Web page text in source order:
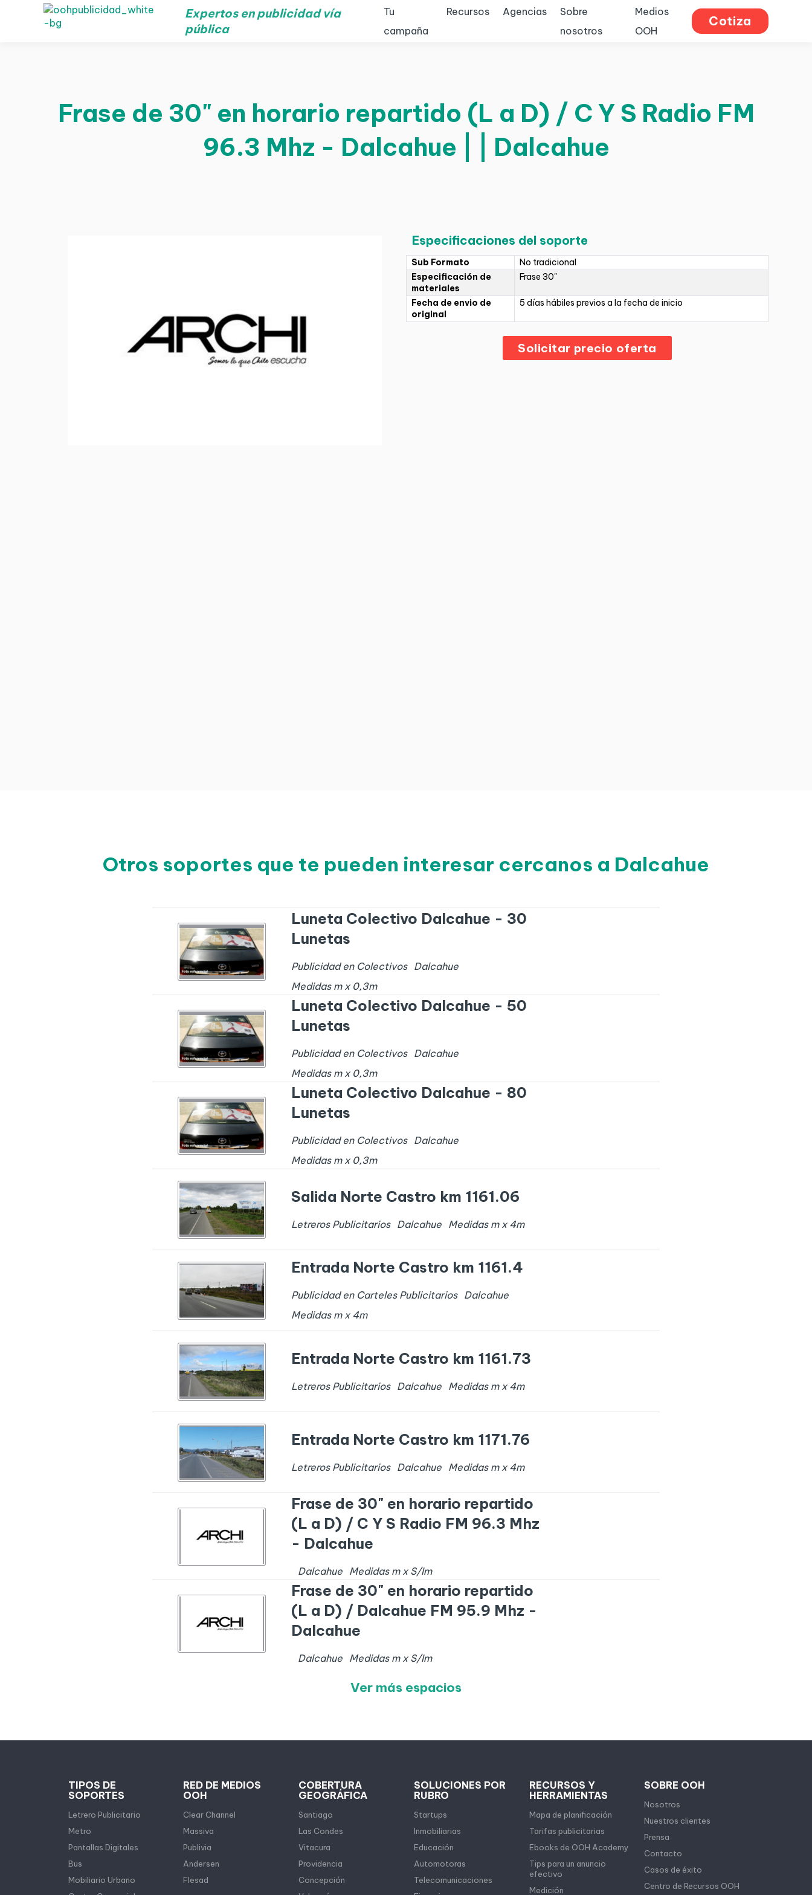
Expertos en publicidad vía
pública
Tu
campaña
Recursos Agencias
Sobre
nosotros
Medios
OOH
Cotiza
Frase de 30" en horario repartido (L a D) / C Y S Radio FM
96.3 Mhz - Dalcahue | | Dalcahue
Especificaciones del soporte
Sub Formato
No tradicional
Especificación de
materiales
Frase 30"
Fecha de envio de
original
5 días hábiles previos a la fecha de inicio
Solicitar precio oferta
Otros soportes que te pueden interesar cercanos a Dalcahue
Luneta Colectivo Dalcahue - 30
Lunetas
Publicidad en Colectivos Dalcahue
Medidas m x 0,3m
Luneta Colectivo Dalcahue - 50
Lunetas
Publicidad en Colectivos Dalcahue
Medidas m x 0,3m
Luneta Colectivo Dalcahue - 80
Lunetas
Publicidad en Colectivos Dalcahue
Medidas m x 0,3m
Salida Norte Castro km 1161.06
Letreros Publicitarios Dalcahue Medidas m x 4m
Entrada Norte Castro km 1161.4
Publicidad en Carteles Publicitarios Dalcahue
Medidas m x 4m
Entrada Norte Castro km 1161.73
Letreros Publicitarios Dalcahue Medidas m x 4m
Entrada Norte Castro km 1171.76
Letreros Publicitarios Dalcahue Medidas m x 4m
Frase de 30" en horario repartido
(L a D) / C Y S Radio FM 96.3 Mhz
- Dalcahue
Dalcahue Medidas m x S/Im
Frase de 30" en horario repartido
(L a D) / Dalcahue FM 95.9 Mhz -
Dalcahue
Dalcahue Medidas m x S/Im
Ver más espacios
TIPOS DE
SOPORTES
Letrero Publicitario
Metro
Pantallas Digitales
Bus
Mobiliario Urbano
RED DE MEDIOS
OOH
Clear Channel
Massiva
Publivia
Andersen
Flesad
COBERTURA
GEOGRÁFICA
Santiago
Las Condes
Vitacura
Providencia
Concepción
SOLUCIONES POR
RUBRO
Startups
Inmobiliarias
Educación
Automotoras
Telecomunicaciones
RECURSOS Y
HERRAMIENTAS
Mapa de planificación
Tarifas publicitarias
Ebooks de OOH Academy
Tips para un anuncio
efectivo
Medición
SOBRE OOH
Nosotros
Nuestros clientes
Prensa
Contacto
Casos de éxito
Centro de Recursos OOH